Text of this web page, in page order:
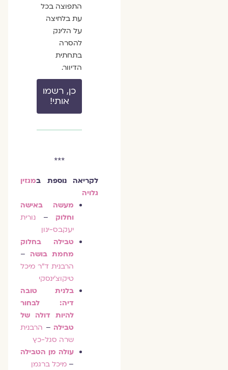
התפוצה בכל
עת בלחיצה
על הלינק
להסרה
בתחתית
הדיוור.
כן, רשמו
אותי!
***
לקריאה נוספת ב מגזין
גלויה
מעשה באישה
וחלוק–
נורית
יעקבס-ינון
טבילה בחלוק
מחמת בושה–
הרבנית ד"ר מיכל
טיקוצ'ינסקי
בלנית טובה
דיה: לבחור
להיות דולה של
טבילה –הרבנית
שרה סגל-כץ
עולה מן הטבילה
–מיכל ברגמן